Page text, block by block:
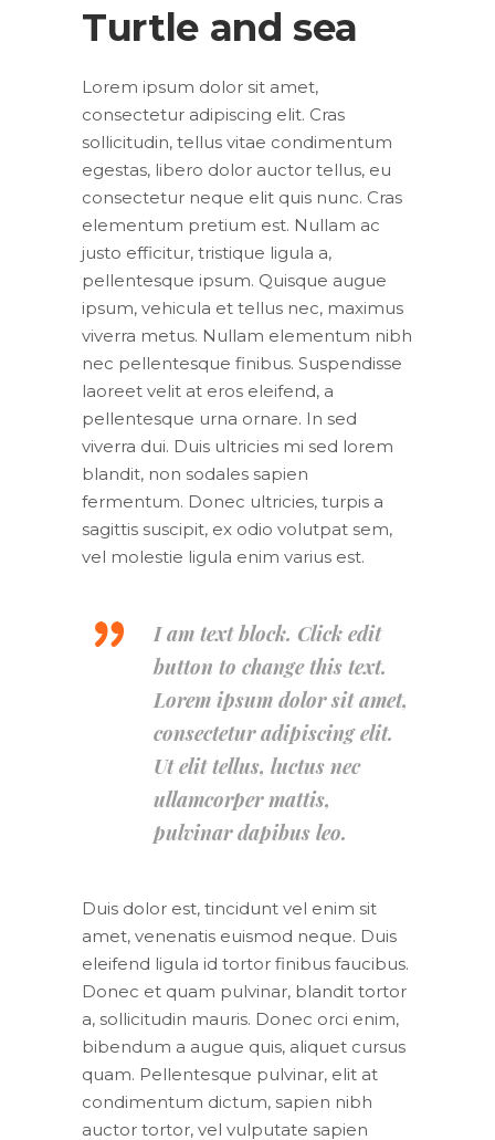
Turtle and sea
Lorem ipsum dolor sit amet,
consectetur adipiscing elit. Cras
sollicitudin, tellus vitae condimentum
egestas, libero dolor auctor tellus, eu
consectetur neque elit quis nunc. Cras
elementum pretium est. Nullam ac
justo efficitur, tristique ligula a,
pellentesque ipsum. Quisque augue
ipsum, vehicula et tellus nec, maximus
viverra metus. Nullam elementum nibh
nec pellentesque finibus. Suspendisse
laoreet velit at eros eleifend, a
pellentesque urna ornare. In sed
viverra dui. Duis ultricies mi sed lorem
blandit, non sodales sapien
fermentum. Donec ultricies, turpis a
sagittis suscipit, ex odio volutpat sem,
vel molestie ligula enim varius est.
I am text block. Click edit
button to change this text.
Lorem ipsum dolor sit amet,
consectetur adipiscing elit.
Ut elit tellus, luctus nec
ullamcorper mattis,
pulvinar dapibus leo.
Duis dolor est, tincidunt vel enim sit
amet, venenatis euismod neque. Duis
eleifend ligula id tortor finibus faucibus.
Donec et quam pulvinar, blandit tortor
a, sollicitudin mauris. Donec orci enim,
bibendum a augue quis, aliquet cursus
quam. Pellentesque pulvinar, elit at
condimentum dictum, sapien nibh
auctor tortor, vel vulputate sapien